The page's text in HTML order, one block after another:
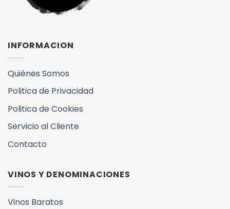
INFORMACION
Quiénes Somos
Politica de Privacidad
Politica de Cookies
Servicio al Cliente
Contacto
VINOS Y DENOMINACIONES
Vinos Baratos